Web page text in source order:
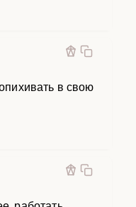
в свою